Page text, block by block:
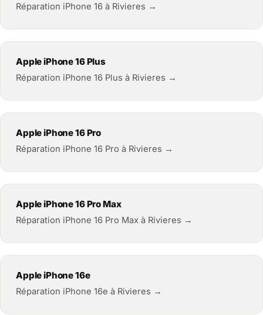
Réparation iPhone 16 à Rivieres →
Apple iPhone 16 Plus
Réparation iPhone 16 Plus à Rivieres →
Apple iPhone 16 Pro
Réparation iPhone 16 Pro à Rivieres →
Apple iPhone 16 Pro Max
Réparation iPhone 16 Pro Max à Rivieres →
Apple iPhone 16e
Réparation iPhone 16e à Rivieres →